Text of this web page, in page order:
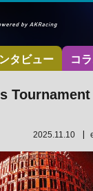
タビュー コ
Tournament
2025.11.10